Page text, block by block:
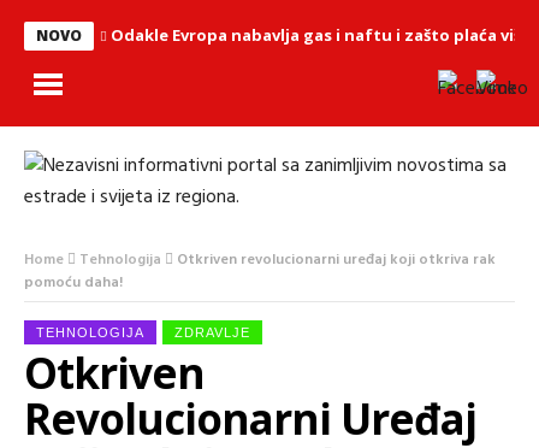
NOVO Odakle Evropa nabavlja gas i naftu i zašto plaća više
Home Tehnologija
Otkriven revolucionarni uređaj koji otkriva rak
pomoću daha!
TEHNOLOGIJA ZDRAVLJE
Otkriven
Revolucionarni Uređaj